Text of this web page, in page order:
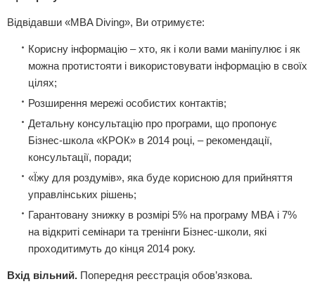
Відвідавши «MBA Diving», Ви отримуєте:
Корисну інформацію – хто, як і коли вами маніпулює і як
можна протистояти і використовувати інформацію в своїх
цілях;
Розширення мережі особистих контактів;
Детальну консультацію про програми, що пропонує
Бізнес-школа «КРОК» в 2014 році, – рекомендації,
консультації, поради;
«Їжу для роздумів», яка буде корисною для прийняття
управлінських рішень;
Гарантовану знижку в розмірі 5% на програму МВА і 7%
на відкриті семінари та тренінги Бізнес-школи, які
проходитимуть до кінця 2014 року.
Вхід вільний. Попередня реєстрація обов’язкова.